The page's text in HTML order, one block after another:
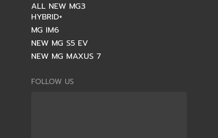
ALL NEW MG3
HYBRID+
MG IM6
NEW MG S5 EV
NEW MG MAXUS 7
FOLLOW US